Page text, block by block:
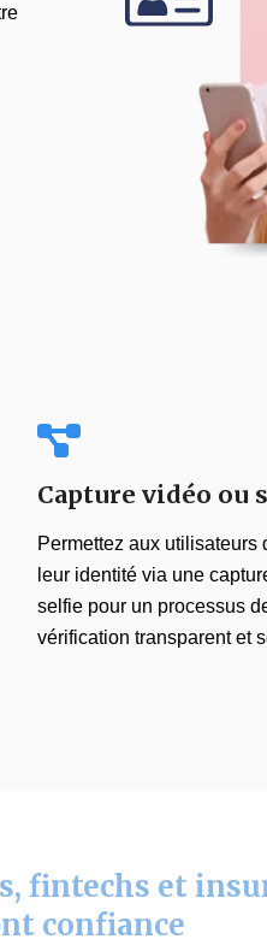
Capture vidéo ou
Permettez aux utilisateurs
leur identité via une
selfie pour un processus
vérification transparent et
fintechs et
confiance